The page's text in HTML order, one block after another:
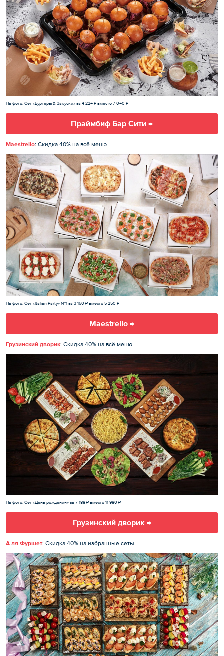
На фото: Сет «Бургеры & Закуски» за 4 224 ₽ вместо 7 040 ₽
Праймбиф Бар Сити →
Maestrello: Скидка 40% на всё меню
На фото: Сет «Italian Party» №1 за 3 150 ₽ вместо 5 250 ₽
Maestrello →
Грузинский дворик: Скидка 40% на всё меню
На фото: Сет «День рождения» за 7 188 ₽ вместо 11 980 ₽
Грузинский дворик →
А ля Фуршет: Скидка 40% на избранные сеты